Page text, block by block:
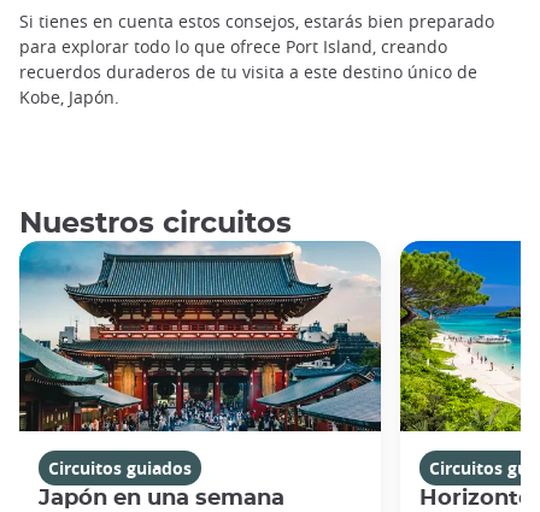
Si tienes en cuenta estos consejos, estarás bien preparado
para explorar todo lo que ofrece Port Island, creando
recuerdos duraderos de tu visita a este destino único de
Kobe, Japón.
Nuestros circuitos
Circuitos guiados
Japón en una semana
Circuitos